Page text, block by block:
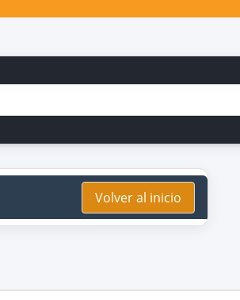
Volver al inicio